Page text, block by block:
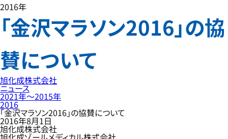
2016年
「金沢マラソン2016」の協
賛について
旭化成株式会社
ニュース
2021年〜2015年
2016
「金沢マラソン2016」の協賛について
2016年8月1日
旭化成株式会社